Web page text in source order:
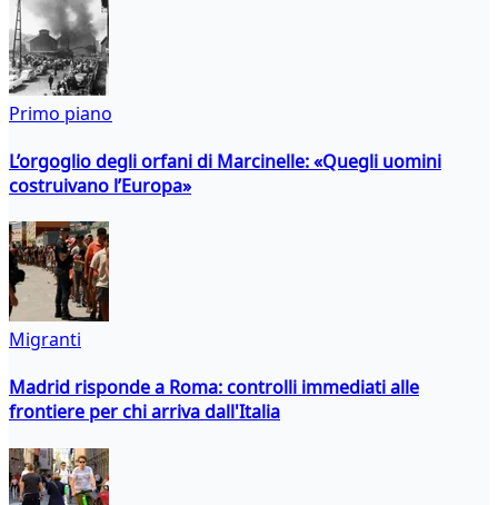
Primo piano
L’orgoglio degli orfani di Marcinelle: «Quegli uomini
costruivano l’Europa»
Migranti
Madrid risponde a Roma: controlli immediati alle
frontiere per chi arriva dall'Italia